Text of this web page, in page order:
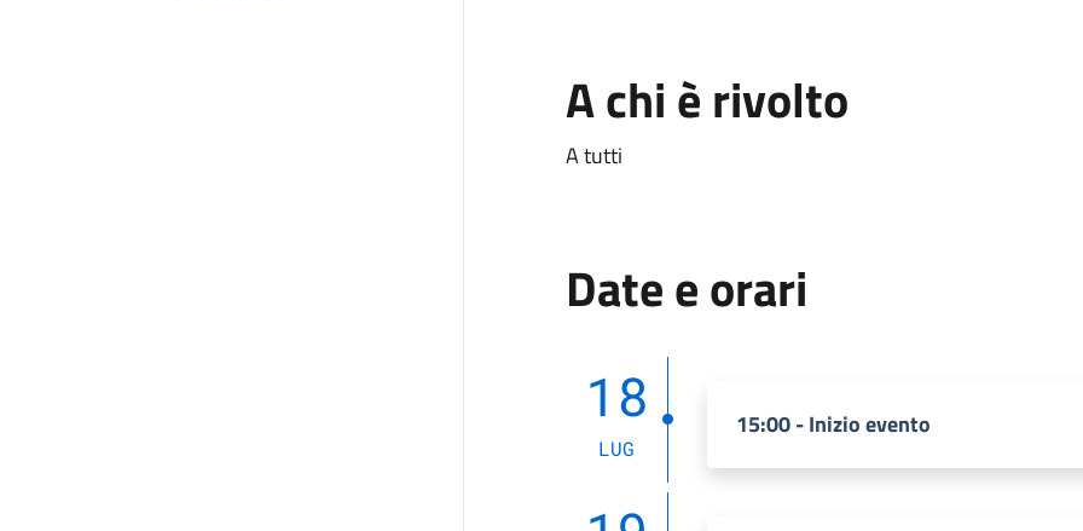
A chi è rivolto
A tutti
Date e orari
18
LUG
15:00 - Inizio evento